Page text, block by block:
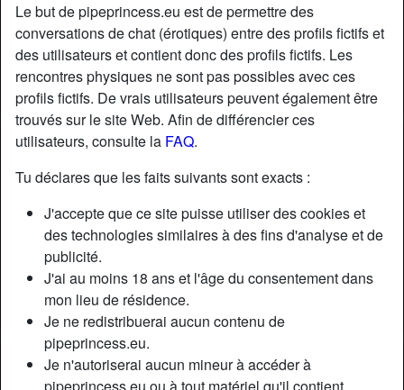
Le but de pipeprincess.eu est de permettre des
conversations de chat (érotiques) entre des profils fictifs et
des utilisateurs et contient donc des profils fictifs. Les
rencontres physiques ne sont pas possibles avec ces
profils fictifs. De vrais utilisateurs peuvent également être
trouvés sur le site Web. Afin de différencier ces
utilisateurs, consulte la FAQ.
Tu déclares que les faits suivants sont exacts :
J'accepte que ce site puisse utiliser des cookies et
des technologies similaires à des fins d'analyse et de
publicité.
J'ai au moins 18 ans et l'âge du consentement dans
mon lieu de résidence.
Je ne redistribuerai aucun contenu de
pipeprincess.eu.
Je n'autoriserai aucun mineur à accéder à
starAjouter chatDiscuter !
Nickname:
DogHuman00